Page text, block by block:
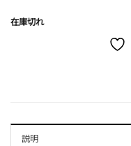
在庫切れ
説明